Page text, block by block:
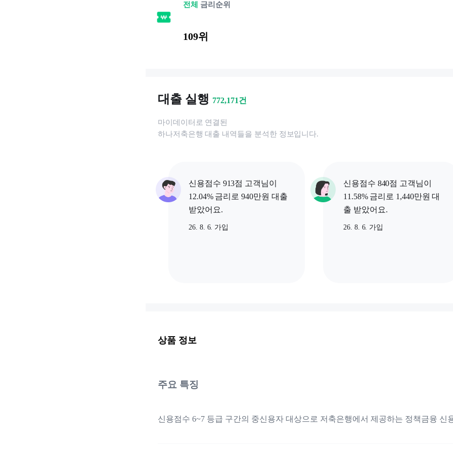
전체 금리순위
109위
대출 실행 772,171건
마이데이터로 연결된
하나저축은행 대출 내역들을 분석한 정보입니다.
신용점수 913점 고객님이
12.04% 금리로 940만원 대출
받았어요.
26. 8. 6. 가입
신용점수 840점 고객님이
11.58% 금리로 1,440만원 대
출 받았어요.
26. 8. 6. 가입
상품 정보
주요 특징
신용점수 6~7 등급 구간의 중신용자 대상으로 저축은행에서 제공하는 정책금융 신